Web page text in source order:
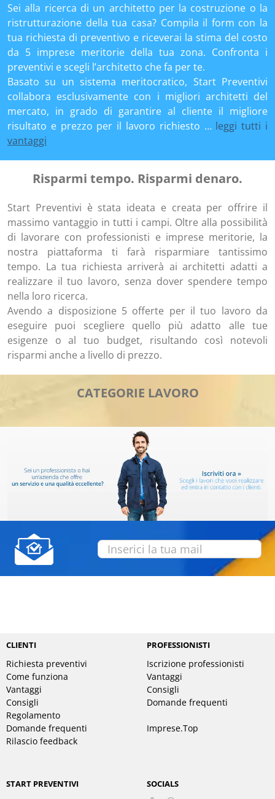
Sei alla ricerca di un architetto per la costruzione o la
ristrutturazione della tua casa? Compila il form con la
tua richiesta di preventivo e riceverai la stima del costo
da 5 imprese meritorie della tua zona. Confronta i
preventivi e scegli l’architetto che fa per te.
Basato su un sistema meritocratico, Start Preventivi
collabora esclusivamente con i migliori architetti del
mercato, in grado di garantire al cliente il migliore
risultato e prezzo per il lavoro richiesto … leggi tutti i
vantaggi
Risparmi tempo. Risparmi denaro.
Start Preventivi è stata ideata e creata per offrire il
massimo vantaggio in tutti i campi. Oltre alla possibilità
di lavorare con professionisti e imprese meritorie, la
nostra piattaforma ti farà risparmiare tantissimo
tempo. La tua richiesta arriverà ai architetti adatti a
realizzare il tuo lavoro, senza dover spendere tempo
nella loro ricerca.
Avendo a disposizione 5 offerte per il tuo lavoro da
eseguire puoi scegliere quello più adatto alle tue
esigenze o al tuo budget, risultando così notevoli
risparmi anche a livello di prezzo.
CATEGORIE LAVORO
CLIENTI
Richiesta preventivi
Come funziona
Vantaggi
Consigli
Regolamento
Domande frequenti
Rilascio feedback
PROFESSIONISTI
Iscrizione professionisti
Vantaggi
Consigli
Domande frequenti
Imprese.Top
START PREVENTIVI SOCIALS